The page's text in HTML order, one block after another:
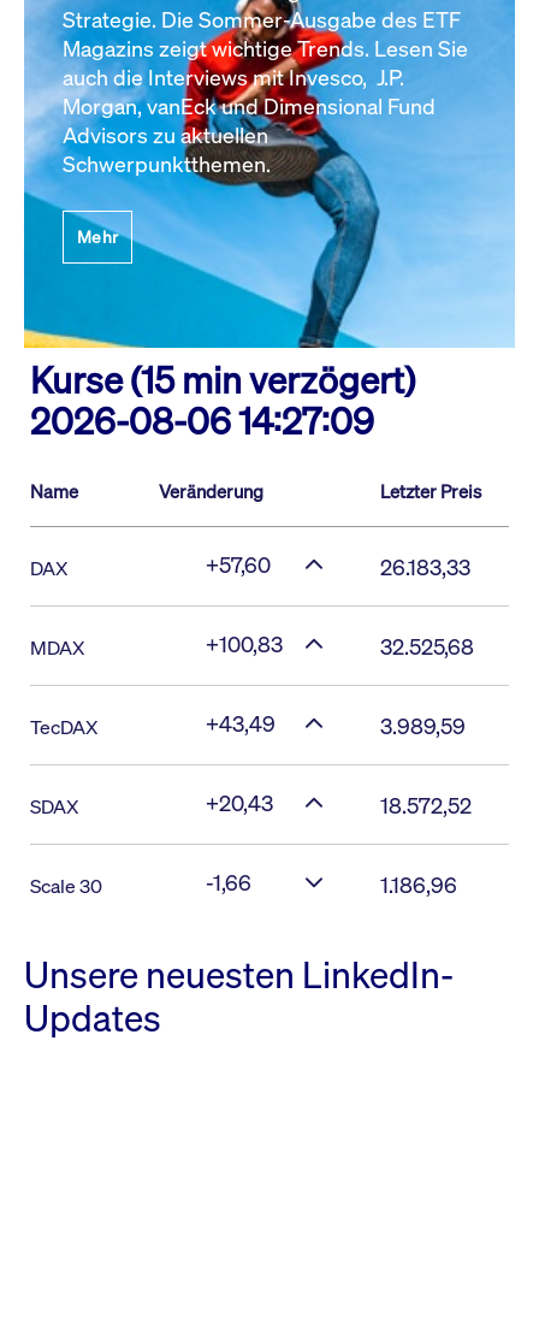
Strategie. Die Sommer-Ausgabe des ETF
Magazins zeigt wichtige Trends. Lesen Sie
auch die Interviews mit Invesco, J.P.
Morgan, vanEck und Dimensional Fund
Advisors zu aktuellen
Schwerpunktthemen.
Mehr
Kurse (15 min verzögert)
2026-08-06 14:27:09
Name Veränderung Letzter Preis
DAX +57,60 26.183,33
MDAX +100,83 32.525,68
TecDAX +43,49 3.989,59
SDAX +20,43 18.572,52
Scale 30 -1,66 1.186,96
Unsere neuesten LinkedIn-
Updates